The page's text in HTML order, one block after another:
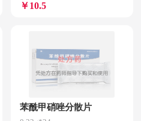
￥10.5
苯酰甲硝唑分散片